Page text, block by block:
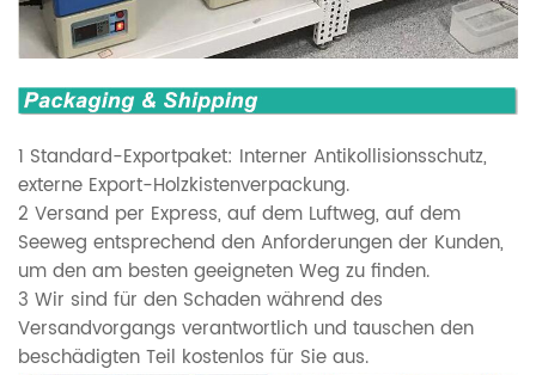
1 Standard-Exportpaket: Interner Antikollisionsschutz,
externe Export-Holzkistenverpackung.
2 Versand per Express, auf dem Luftweg, auf dem
Seeweg entsprechend den Anforderungen der Kunden,
um den am besten geeigneten Weg zu finden.
3 Wir sind für den Schaden während des
Versandvorgangs verantwortlich und tauschen den
beschädigten Teil kostenlos für Sie aus.